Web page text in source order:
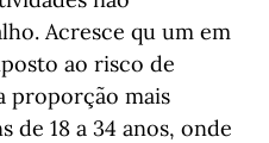
Acresce qu um em
ao risco de
proporção mais
de 18 a 34 anos, onde